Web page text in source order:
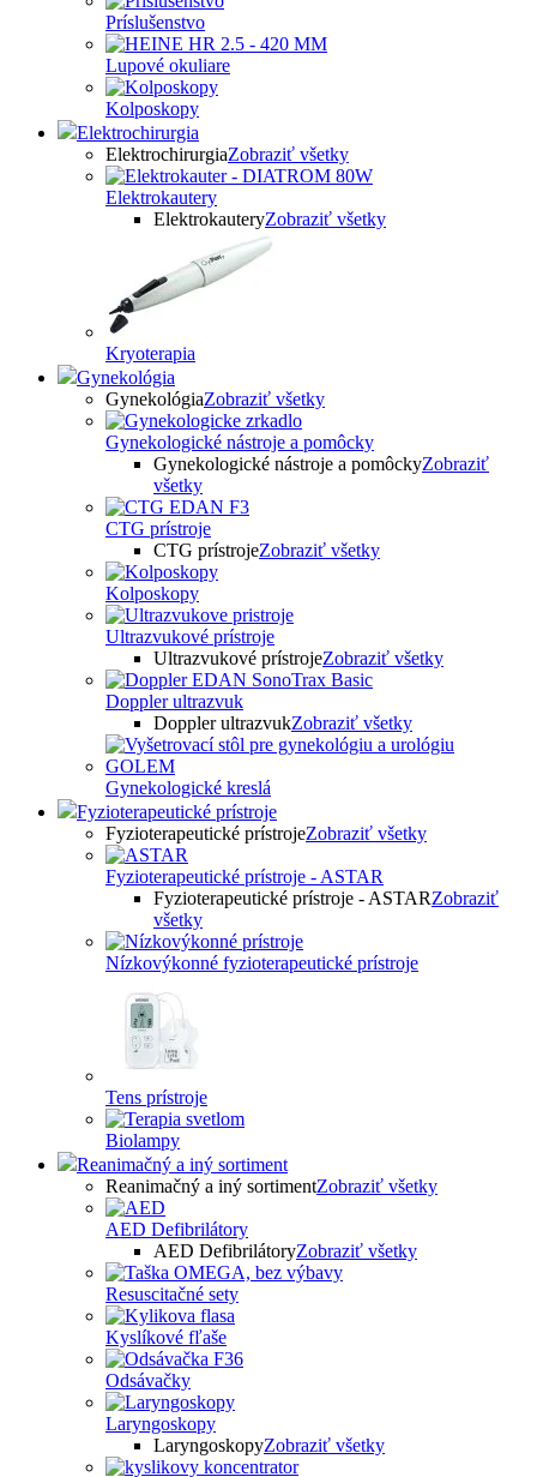
Príslušenstvo
Lupové okuliare
Kolposkopy
Elektrochirurgia
ElektrochirurgiaZobraziť všetky
Elektrokautery
ElektrokauteryZobraziť všetky
Kryoterapia
Gynekológia
GynekológiaZobraziť všetky
Gynekologické nástroje a pomôcky
Gynekologické nástroje a pomôckyZobraziť
všetky
CTG prístroje
CTG prístrojeZobraziť všetky
Kolposkopy
Ultrazvukové prístroje
Ultrazvukové prístrojeZobraziť všetky
Doppler ultrazvuk
Doppler ultrazvukZobraziť všetky
Gynekologické kreslá
Fyzioterapeutické prístroje
Fyzioterapeutické prístrojeZobraziť všetky
Fyzioterapeutické prístroje - ASTAR
Fyzioterapeutické prístroje - ASTARZobraziť
všetky
Nízkovýkonné fyzioterapeutické prístroje
Tens prístroje
Biolampy
Reanimačný a iný sortiment
Reanimačný a iný sortimentZobraziť všetky
AED Defibrilátory
AED DefibrilátoryZobraziť všetky
Resuscitačné sety
Kyslíkové fľaše
Odsávačky
Laryngoskopy
LaryngoskopyZobraziť všetky